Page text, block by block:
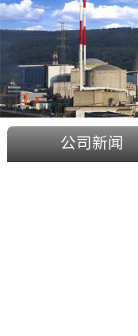
公司新闻